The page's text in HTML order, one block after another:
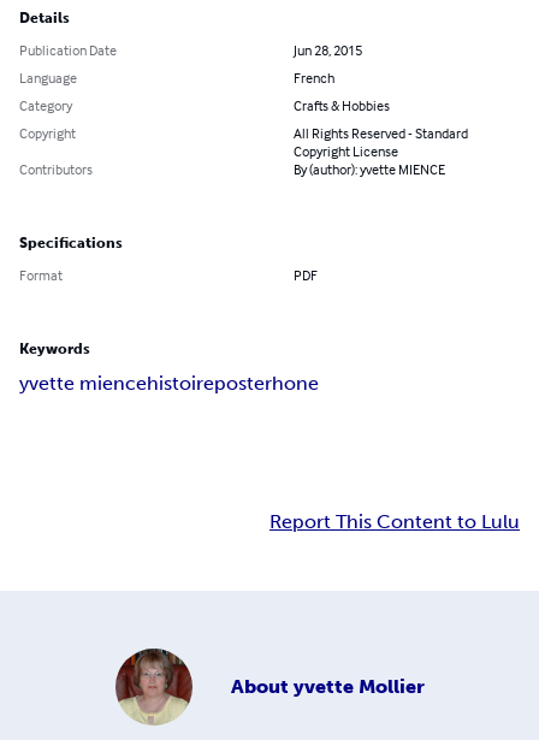
Details
Publication Date
Jun 28, 2015
Language
French
Category
Crafts & Hobbies
Copyright
All Rights Reserved - Standard
Copyright License
Contributors
By (author): yvette MIENCE
Specifications
Format PDF
Keywords
yvette miencehistoireposterhone
Report This Content to Lulu
About yvette Mollier